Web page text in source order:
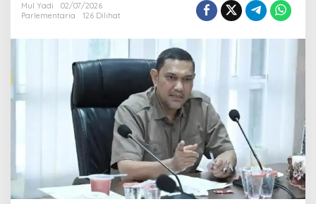
i
i
n
t
a
P
e
n
e
g
a
k
Mul Yadi
02/07/2026
Parlementaria
126 Dilihat